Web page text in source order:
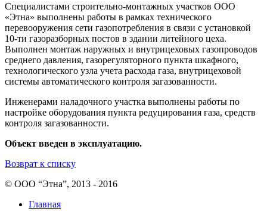
Специалистами строительно-монтажных участков ООО
«Этна» выполнены работы в рамках технического
перевооружения сети газопотребления в связи с установкой
10-ти газоразборных постов в здании литейного цеха.
Выполнен монтаж наружных и внутрицеховых газопроводов
среднего давления, газорегуляторного пункта шкафного,
технологического узла учета расхода газа, внутрицеховой
системы автоматического контроля загазованности.
Инженерами наладочного участка выполнены работы по
настройке оборудования пункта редуцирования газа, средств
контроля загазованности.
Объект введен в эксплуатацию.
Возврат к списку
© ООО “Этна”, 2013 - 2016
Главная